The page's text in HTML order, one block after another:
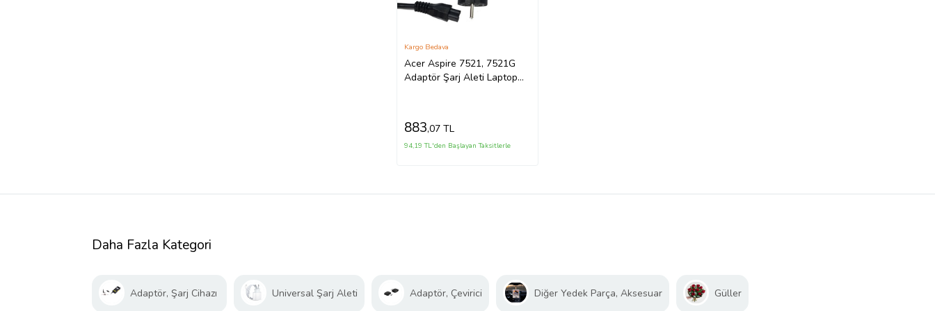
Acer Aspire 7521, 7521G
Adaptör Şarj Aleti Laptop
Kargo Bedava
883,07 TL
94,19 TL'den Başlayan Taksitlerle
Daha Fazla Kategori
Adaptör, Şarj Cihazı Universal Şarj Aleti Adaptör, Çevirici Diğer Yedek Parça, Aksesuar Güller